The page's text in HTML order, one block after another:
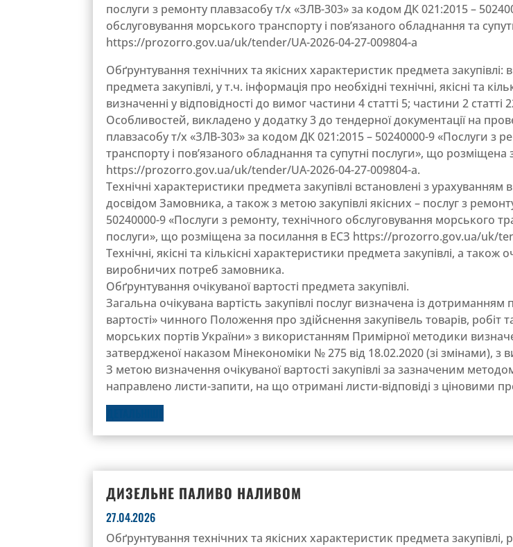
послуги з ремонту плавзасобу т/х «ЗЛВ-303» за кодом ДК 021:2015 –
обслуговування морського транспорту і пов’язаного обладнання та
https://prozorro.gov.ua/uk/tender/UA-2026-04-27-009804-a
Обґрунтування технічних та якісних характеристик предмета
предмета закупівлі, у т.ч. інформація про необхідні технічні, якісні та
визначенні у відповідності до вимог частини 4 статті 5; частини 2
Особливостей, викладено у додатку 3 до тендерної документації на
плавзасобу т/х «ЗЛВ-303» за кодом ДК 021:2015 – 50240000-9 «Послуги з
транспорту і пов’язаного обладнання та супутні послуги», що
https://prozorro.gov.ua/uk/tender/UA-2026-04-27-009804-a.
Технічні характеристики предмета закупівлі встановлені з
досвідом Замовника, а також з метою закупівлі якісних – послуг з
50240000-9 «Послуги з ремонту, технічного обслуговування морського
послуги», що розміщена за посилання в ЕСЗ https://prozorro.gov.ua/uk/
Технічні, якісні та кількісні характеристики предмета закупівлі, а також
виробничих потреб замовника.
Обґрунтування очікуваної вартості предмета закупівлі.
Загальна очікувана вартість закупівлі послуг визначена із дотриманням
вартості» чинного Положення про здійснення закупівель товарів, робіт
морських портів України» з використанням Примірної методики
затвердженої наказом Мінекономіки № 275 від 18.02.2020 (зі змінами),
З метою визначення очікуваної вартості закупівлі за зазначеним
направлено листи-запити, на що отримані листи-відповіді з ціновими
ДИЗЕЛЬНЕ ПАЛИВО НАЛИВОМ
27.04.2026
Обґрунтування технічних та якісних характеристик предмета